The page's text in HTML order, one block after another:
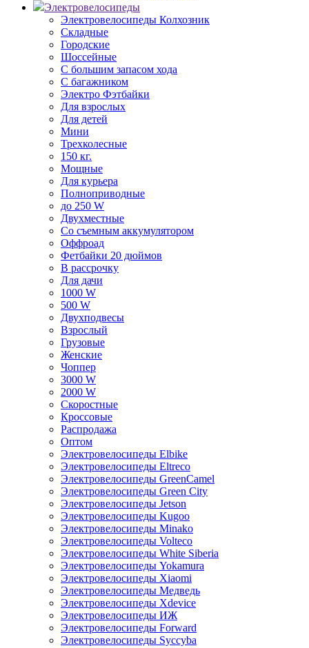
Электровелосипеды
Электровелосипеды Колхозник
Складные
Городские
Шоссейные
С большим запасом хода
С багажником
Электро Фэтбайки
Для взрослых
Для детей
Мини
Трехколесные
150 кг.
Мощные
Для курьера
Полноприводные
до 250 W
Двухместные
Со съемным аккумулятором
Оффроад
Фетбайки 20 дюймов
В рассрочку
Для дачи
1000 W
500 W
Двухподвесы
Взрослый
Грузовые
Женские
Чоппер
3000 W
2000 W
Скоростные
Кроссовые
Распродажа
Оптом
Электровелосипеды Elbike
Электровелосипеды Eltreco
Электровелосипеды GreenCamel
Электровелосипеды Green City
Электровелосипеды Jetson
Электровелосипеды Kugoo
Электровелосипеды Minako
Электровелосипеды Volteco
Электровелосипеды White Siberia
Электровелосипеды Yokamura
Электровелосипеды Xiaomi
Электровелосипеды Медведь
Электровелосипеды Xdevice
Электровелосипеды ИЖ
Электровелосипеды Forward
Электровелосипеды Syccyba